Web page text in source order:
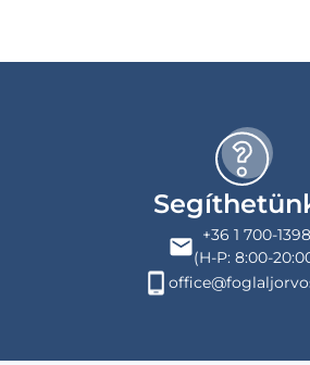
+36 1 700-1398
(H-P: 8:00-